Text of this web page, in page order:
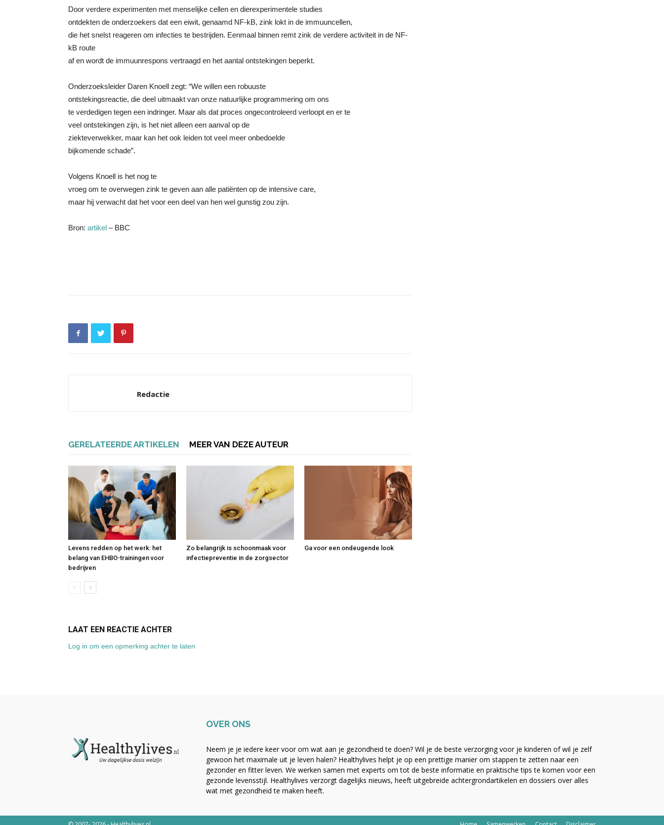
Door verdere experimenten met menselijke cellen en dierexperimentele studies
ontdekten de onderzoekers dat een eiwit, genaamd NF-kB, zink lokt in de immuuncellen,
die het snelst reageren om infecties te bestrijden. Eenmaal binnen remt zink de verdere activiteit in de NF-
kB route
af en wordt de immuunrespons vertraagd en het aantal ontstekingen beperkt.
Onderzoeksleider Daren Knoell zegt: “We willen een robuuste
ontstekingsreactie, die deel uitmaakt van onze natuurlijke programmering om ons
te verdedigen tegen een indringer. Maar als dat proces ongecontroleerd verloopt en er te
veel ontstekingen zijn, is het niet alleen een aanval op de
ziekteverwekker, maar kan het ook leiden tot veel meer onbedoelde
bijkomende schade”.
Volgens Knoell is het nog te
vroeg om te overwegen zink te geven aan alle patiënten op de intensive care,
maar hij verwacht dat het voor een deel van hen wel gunstig zou zijn.
Bron: artikel – BBC
Redactie
GERELATEERDE ARTIKELEN MEER VAN DEZE AUTEUR
Levens redden op het werk: het
belang van EHBO-trainingen voor
bedrijven
Zo belangrijk is schoonmaak voor
infectiepreventie in de zorgsector
Ga voor een ondeugende look
LAAT EEN REACTIE ACHTER
Log in om een opmerking achter te laten
OVER ONS
Neem je je iedere keer voor om wat aan je gezondheid te doen? Wil je de beste verzorging voor je kinderen of wil je zelf
gewoon het maximale uit je leven halen? Healthylives helpt je op een prettige manier om stappen te zetten naar een
gezonder en fitter leven. We werken samen met experts om tot de beste informatie en praktische tips te komen voor een
gezonde levensstijl. Healthylives verzorgt dagelijks nieuws, heeft uitgebreide achtergrondartikelen en dossiers over alles
wat met gezondheid te maken heeft.